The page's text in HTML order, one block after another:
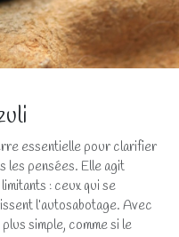
essentielle pour clarifier
les pensées. Elle agit
: ceux qui se
l’autosabotage. Avec
simple, comme si le